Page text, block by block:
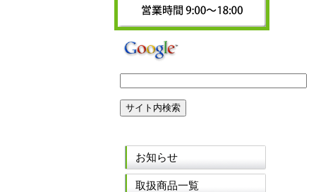
お知らせ
取扱商品一覧